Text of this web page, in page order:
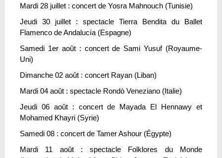
Mardi 28 juillet : concert de Yosra Mahnouch (Tunisie)
Jeudi 30 juillet : spectacle Tierra Bendita du Ballet
Flamenco de Andalucía (Espagne)
Samedi 1er août : concert de Sami Yusuf (Royaume-
Uni)
Dimanche 02 août : concert Rayan (Liban)
Mardi 04 août : spectacle Rondò Veneziano (Italie)
Jeudi 06 août : concert de Mayada El Hennawy et
Mohamed Khayri (Syrie)
Samedi 08 : concert de Tamer Ashour (Égypte)
Mardi 11 août : spectacle Folklores du Monde